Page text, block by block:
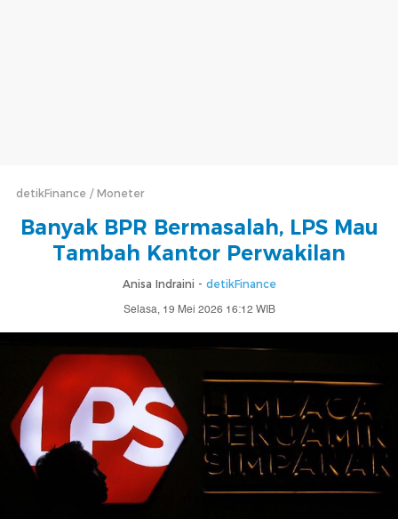
detikFinance Moneter
Banyak BPR Bermasalah, LPS Mau
Tambah Kantor Perwakilan
Anisa Indraini - detikFinance
Selasa, 19 Mei 2026 16:12 WIB